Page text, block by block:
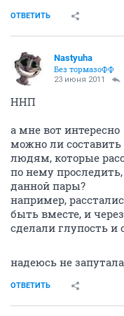
ОТВЕТИТЬ
Nastyuha
Без тормазоФФ
23 июня 2011
ННП
а мне вот интересно
можно ли составить
людям, которые
по нему
данной пары?
например,
быть вместе, и
сделали глупость и
надеюсь не
ОТВЕТИТЬ